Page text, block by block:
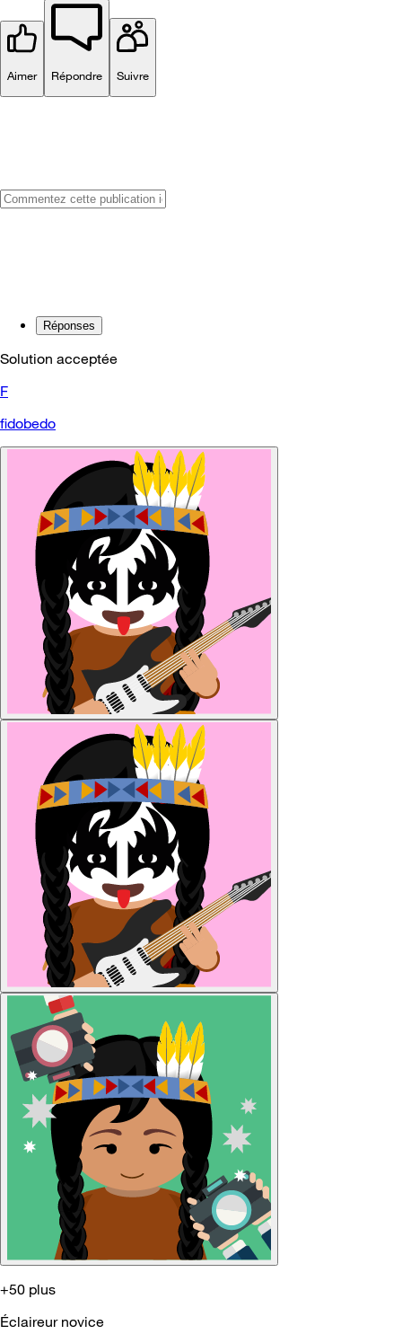
Aimer Répondre Suivre
Réponses
Solution acceptée
F
fidobedo
+50 plus
Éclaireur novice